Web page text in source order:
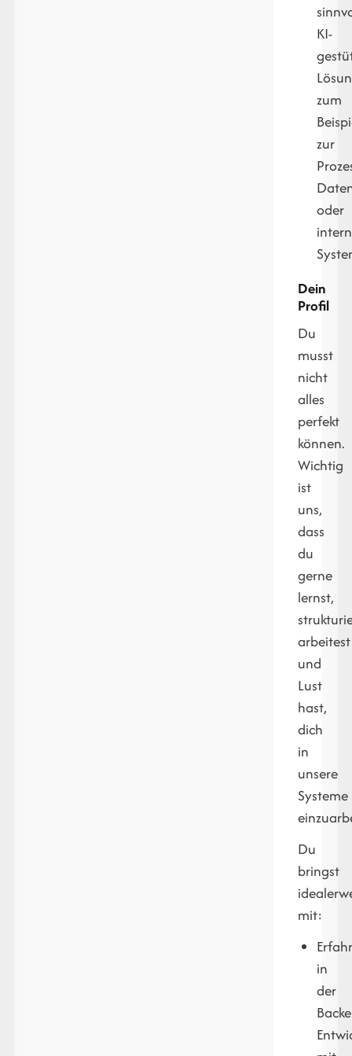
KI-
zum
zur
oder
Dein
Profil
Du
musst
nicht
alles
perfekt
können.
Wichtig
ist
uns,
dass
du
gerne
lernst,
arbeitest
und
Lust
hast,
dich
in
unsere
Systeme
Du
bringst
mit:
in
der